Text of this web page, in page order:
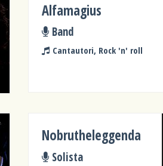
Alfamagius
Band
Cantautori, Rock 'n' roll
Nobrutheleggenda
Solista